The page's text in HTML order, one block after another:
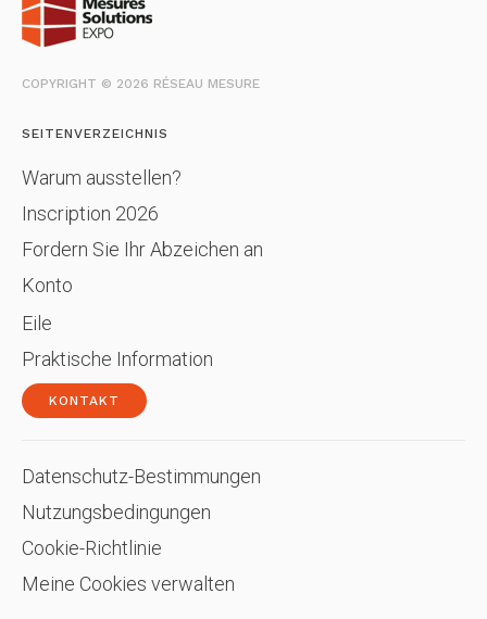
COPYRIGHT © 2026 RÉSEAU MESURE
SEITENVERZEICHNIS
Warum ausstellen?
Inscription 2026
Fordern Sie Ihr Abzeichen an
Konto
Eile
Praktische Information
KONTAKT
Datenschutz-Bestimmungen
Nutzungsbedingungen
Cookie-Richtlinie
Meine Cookies verwalten